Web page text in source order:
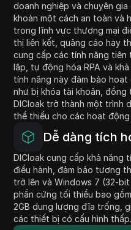
doanh nghiệp và chuyên
khoản một cách an toàn và
trong lĩnh vực thương mại
thị liên kết, quảng cáo hay
cung cấp các tính năng
lập, tự động hóa RPA và
tính năng này đảm bảo
như bị khóa tài khoản, đồng
DICloak trở thành một trình
thể thiếu cho các hoạt
Dễ dàng tích
DICloak cung cấp khả năng
điều hành, đảm bảo tương
trở lên và Windows 7 (32-
phần cứng tối thiểu bao
2GB dung lượng đĩa trống,
các thiết bị có cấu hình thấp.